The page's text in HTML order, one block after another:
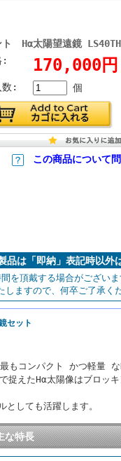
ト Hα太陽望遠鏡
:
170,000円
数: 個
この商品について
品は「即納」表記時以外
を頂戴する場合がございま
ますので、何卒ご了承く
セット
もコンパクト かつ軽量
捉えたHα太陽像はブロッ
しても活躍します。
な特長